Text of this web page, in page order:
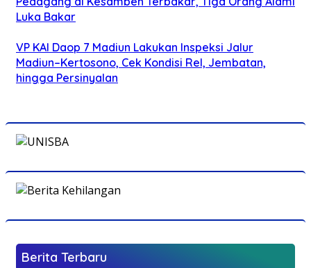
Luka Bakar
VP KAI Daop 7 Madiun Lakukan Inspeksi Jalur
Madiun–Kertosono, Cek Kondisi Rel, Jembatan,
hingga Persinyalan
Berita Terbaru